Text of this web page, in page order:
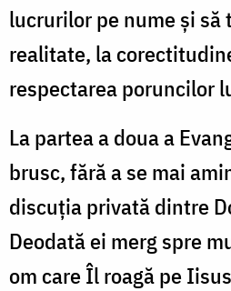
lucrurilor pe nume și să
realitate, la
respectarea poruncilor
La partea a doua a
brusc, fără a se mai
discuția privată dintre
Deodată ei merg spre
om care Îl roagă pe